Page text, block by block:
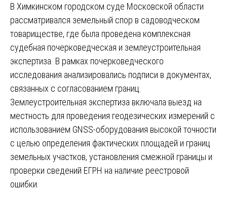
В Химкинском городском суде Московской области
рассматривался земельный спор в садоводческом
товариществе, где была проведена комплексная
судебная почерковедческая и землеустроительная
экспертиза. В рамках почерковедческого
исследования анализировались подписи в документах,
связанных с согласованием границ.
Землеустроительная экспертиза включала выезд на
местность для проведения геодезических измерений с
использованием GNSS-оборудования высокой точности
с целью определения фактических площадей и границ
земельных участков, установления смежной границы и
проверки сведений ЕГРН на наличие реестровой
ошибки.